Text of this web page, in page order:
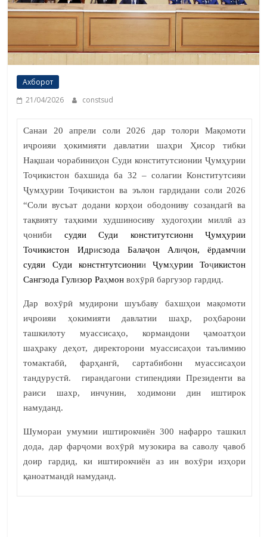
Ахборот
21/04/2026
constsud
Санаи 20 апрели соли 2026 дар толори Мақомоти
иҷроияи ҳокимияти давлатии шаҳри Ҳисор тибки
Нақшаи чорабиниҳон Суди конститутсионии Ҷумҳурии
Тоҷикистон бахшида ба 32 – солагии Конститутсияи
Ҷумҳурии Тоҷикистон ва эълон гардидани соли 2026
“Соли вусъат додани корҳои ободониву созандагӣ ва
тақвияту таҳкими худшиносиву худогоҳии миллӣ аз
ҷониби судяи Суди конститутсионн Ҷумҳурии
Точикистон Идрисзода Балаҷон Алиҷон, ёрдамчии
судяи Суди констнтутсионииҶумҳурии Тоҷикистон
Сангзода Гулизор Раҳмонвохӯрӣ баргузор гардид.
Дар вохӯрӣ мудирони шуъбаву бахшҳои мақомоти
иҷроияи ҳокимияти давлатии шаҳр, роҳбарони
ташкилоту муассисаҳо, кормандони ҷамоатҳои
шаҳраку деҳот, директорони муассисаҳои таълимию
томактабӣ, фарҳангӣ, сартабибонн муассисаҳои
тандурустӣ. гирандагони стипендияи Президенти ва
раиси шахр, инчунин, ходимони дин иштирок
намуданд.
Шумораи умумии иштирокчиён 300 нафарро ташкил
дода, дар фарҷоми вохӯрӣ музокира ва саволу ҷавоб
доир гардид, ки иштирокчиён аз ин вохӯри изҳори
қаноатмандӣ намуданд.